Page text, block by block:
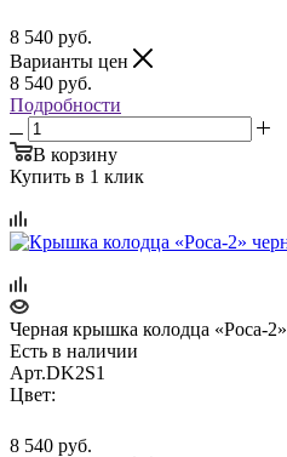
8 540 руб.
Варианты цен
8 540 руб.
Подробности
В корзину
Купить в 1 клик
Черная крышка колодца «Роса-2»
Есть в наличии
Арт.DK2S1
Цвет:
8 540 руб.